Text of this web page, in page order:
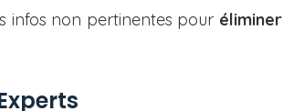
infos non pertinentes pour éliminer